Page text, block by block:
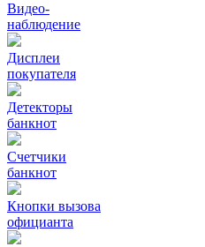
Видео‑
наблюдение
Дисплеи
покупателя
Детекторы
банкнот
Счетчики
банкнот
Кнопки вызова
официанта